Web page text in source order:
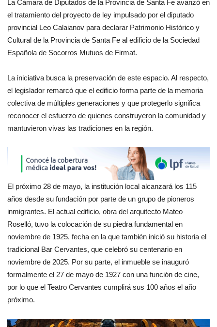
La Cámara de Diputados de la Provincia de Santa Fe avanzó en
el tratamiento del proyecto de ley impulsado por el diputado
provincial Leo Calaianov para declarar Patrimonio Histórico y
Cultural de la Provincia de Santa Fe al edificio de la Sociedad
Española de Socorros Mutuos de Firmat.
La iniciativa busca la preservación de este espacio. Al respecto,
el legislador remarcó que el edificio forma parte de la memoria
colectiva de múltiples generaciones y que protegerlo significa
reconocer el esfuerzo de quienes construyeron la comunidad y
mantuvieron vivas las tradiciones en la región.
El próximo 28 de mayo, la institución local alcanzará los 115
años desde su fundación por parte de un grupo de pioneros
inmigrantes. El actual edificio, obra del arquitecto Mateo
Roselló, tuvo la colocación de su piedra fundamental en
noviembre de 1925, fecha en la que también inició su historia el
tradicional Bar Cervantes, que celebró su centenario en
noviembre de 2025. Por su parte, el inmueble se inauguró
formalmente el 27 de mayo de 1927 con una función de cine,
por lo que el Teatro Cervantes cumplirá sus 100 años el año
próximo.